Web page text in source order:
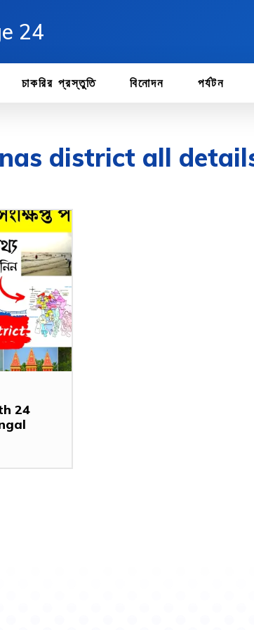
24
চাকরির প্রস্তুতি বিনোদন পর্যটন
district all
24